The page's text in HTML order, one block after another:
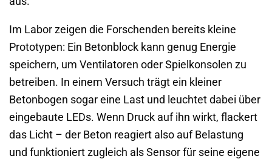
Im Labor zeigen die Forschenden bereits kleine
Prototypen: Ein Betonblock kann genug Energie
speichern, um Ventilatoren oder Spielkonsolen zu
betreiben. In einem Versuch trägt ein kleiner
Betonbogen sogar eine Last und leuchtet dabei über
eingebaute LEDs. Wenn Druck auf ihn wirkt, flackert
das Licht – der Beton reagiert also auf Belastung
und funktioniert zugleich als Sensor für seine eigene